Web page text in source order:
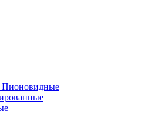
Пионовидные